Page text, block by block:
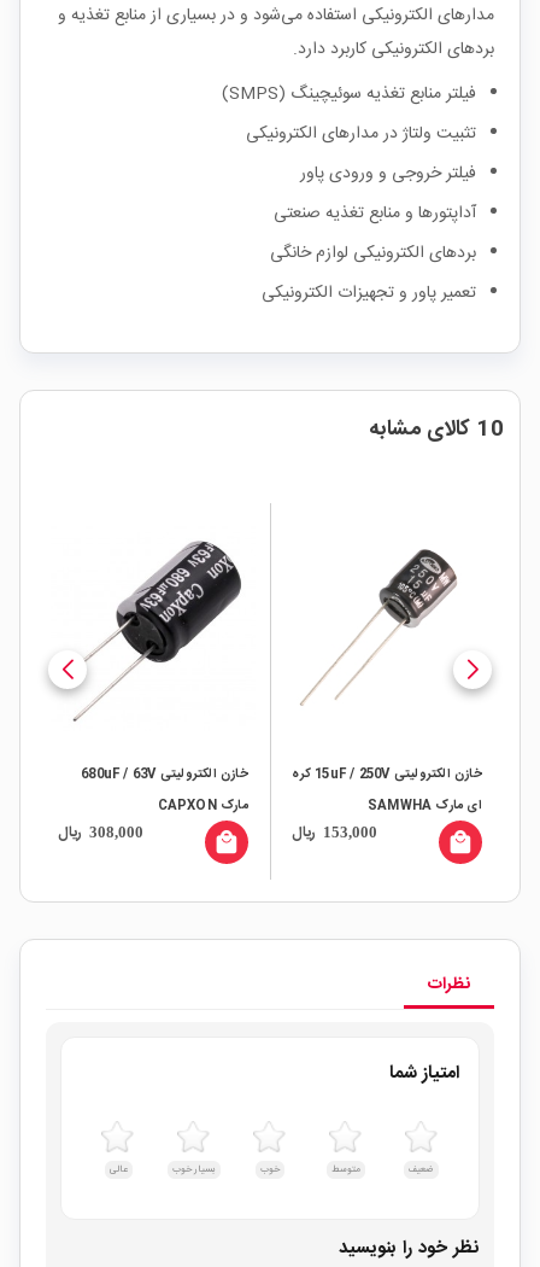
مدارهای الکترونیکی استفاده می‌شود و در بسیاری از منابع تغذیه و
بردهای الکترونیکی کاربرد دارد.
فیلتر منابع تغذیه سوئیچینگ (SMPS)
تثبیت ولتاژ در مدارهای الکترونیکی
فیلتر خروجی و ورودی پاور
آداپتورها و منابع تغذیه صنعتی
بردهای الکترونیکی لوازم خانگی
تعمیر پاور و تجهیزات الکترونیکی
10 کالای مشابه
خازن الکترولیتی 15uF / 250V کره
ای مارک SAMWHA
153,000 ریال local_mall
خازن الکترولیتی 680uF / 63V
مارک CAPXON
308,000 ریال local_mall
نظرات
امتیاز شما
ضعیف متوسط خوب بسیار خوب عالی
نظر خود را بنویسید